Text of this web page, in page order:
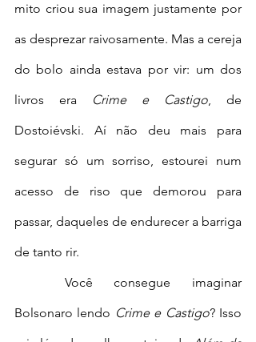
mito criou sua imagem justamente por
as desprezar raivosamente. Mas a cereja
do bolo ainda estava por vir: um dos
livros era
Crime e Castigo, de
Dostoiévski. Aí não deu mais para
segurar só um sorriso, estourei num
acesso de riso que demorou para
passar, daqueles de endurecer a barriga
de tanto rir.
Bolsonaro lendo Crime e Castigo? Isso